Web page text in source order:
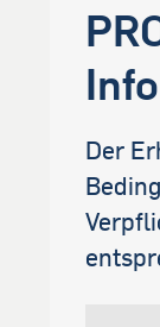
Der